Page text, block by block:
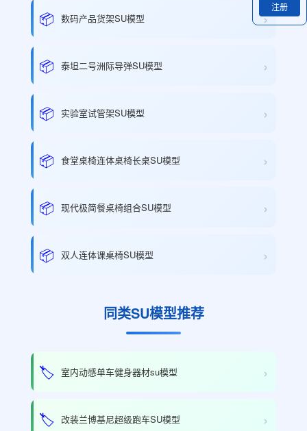
📦 数码产品货架SU模型 ›
📦 泰坦二号洲际导弹SU模型 ›
📦 实验室试管架SU模型 ›
📦 食堂桌椅连体桌椅长桌SU模型 ›
📦 现代极简餐桌椅组合SU模型 ›
📦 双人连体课桌椅SU模型 ›
同类SU模型推荐
🏷️ 室内动感单车健身器材su模型 ›
🏷️ 改装兰博基尼超级跑车SU模型 ›
注册